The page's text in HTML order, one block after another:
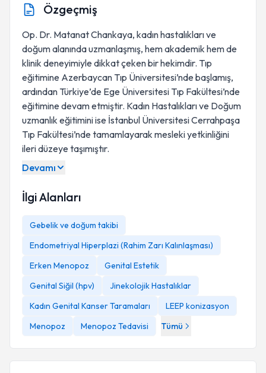
Özgeçmiş
Op. Dr. Matanat Chankaya, kadın hastalıkları ve
doğum alanında uzmanlaşmış, hem akademik hem de
klinik deneyimiyle dikkat çeken bir hekimdir. Tıp
eğitimine Azerbaycan Tıp Üniversitesi’nde başlamış,
ardından Türkiye’de Ege Üniversitesi Tıp Fakültesi’nde
eğitimine devam etmiştir. Kadın Hastalıkları ve Doğum
uzmanlık eğitimini ise İstanbul Üniversitesi Cerrahpaşa
Tıp Fakültesi’nde tamamlayarak mesleki yetkinliğini
ileri düzeye taşımıştır.
Devamı
İlgi Alanları
Gebelik ve doğum takibi
Endometriyal Hiperplazi (Rahim Zarı Kalınlaşması)
Erken Menopoz
Genital Estetik
Genital Siğil (hpv)
Jinekolojik Hastalıklar
Kadın Genital Kanser Taramaları
LEEP konizasyon
Menopoz
Menopoz Tedavisi Tümü